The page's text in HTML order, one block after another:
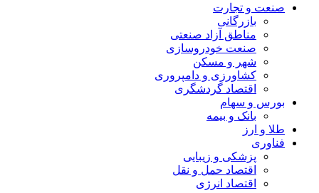
صنعت و تجارت
بازرگانی
مناطق آزاد صنعتی
صنعت خودروسازی
شهر و مسکن
کشاورزی و دامپروری
اقتصاد گردشگری
بورس و سهام
بانک و بیمه
طلا و ارز
فناوری
پزشکی و زیبایی
اقتصاد حمل و نقل
اقتصاد انرژی